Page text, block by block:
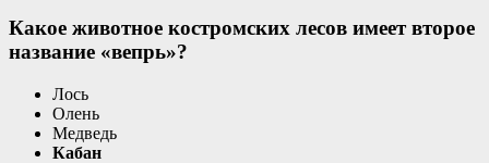
Какое животное костромских лесов имеет второе
название «вепрь»?
Лось
Олень
Медведь
Кабан